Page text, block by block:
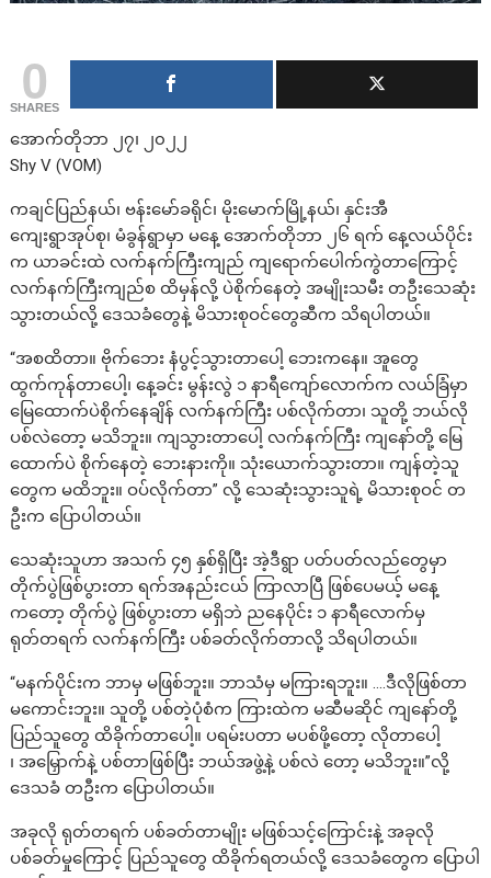
0
SHARES
အောက်တိုဘာ ၂၇၊ ၂၀၂၂
Shy V (VOM)
ကချင်ပြည်နယ်၊ ဗန်းမော်ခရိုင်၊ မိုးမောက်မြို့နယ်၊ နှင်းအီ
ကျေးရွာအုပ်စု၊ မံခွန်ရွာမှာ မနေ့ အောက်တိုဘာ ၂၆ ရက် နေ့လယ်ပိုင်း
က ယာခင်းထဲ လက်နက်ကြီးကျည် ကျရောက်ပေါက်ကွဲတာကြောင့်
လက်နက်ကြီးကျည်စ ထိမှန်လို့ ပဲစိုက်နေတဲ့ အမျိုးသမီး တဦးသေဆုံး
သွားတယ်လို့ ဒေသခံတွေနဲ့ မိသားစုဝင်တွေဆီက သိရပါတယ်။
“အစထိတာ။ ဗိုက်ဘေး နံပွင့်သွားတာပေါ့ ဘေးကနေ။ အူတွေ
ထွက်ကုန်တာပေါ့၊ နေ့ခင်း မွန်းလွဲ ၁ နာရီကျော်လောက်က လယ်ခြံမှာ
မြေထောက်ပဲစိုက်နေချိန် လက်နက်ကြီး ပစ်လိုက်တာ၊ သူတို့ ဘယ်လို
ပစ်လဲတော့ မသိဘူး။ ကျသွားတာပေါ့ လက်နက်ကြီး ကျနော်တို့ မြေ
ထောက်ပဲ စိုက်‌နေတဲ့ ဘေးနားကို။ သုံးယောက်သွားတာ။ ကျန်တဲ့သူ
တွေက မထိဘူး။ ဝပ်လိုက်တာ” လို့ သေဆုံးသွားသူရဲ့ မိသားစုဝင် တ
ဦးက ပြောပါတယ်။
သေဆုံးသူဟာ ‌အသက် ၄၅ နှစ်ရှိပြီး အဲ့ဒီရွာ ပတ်ပတ်လည်တွေမှာ
တိုက်ပွဲဖြစ်ပွားတာ ရက်အနည်းငယ် ကြာလာပြီ ဖြစ်ပေမယ့် မနေ့
ကတော့ တိုက်ပွဲ ဖြစ်ပွားတာ မရှိဘဲ ညနေပိုင်း ၁ နာရီလောက်မှ
ရုတ်တရက် လက်နက်ကြီး ပစ်ခတ်လိုက်တာလို့ သိရပါတယ်။
“မနက်ပိုင်းက ဘာမှ မဖြစ်ဘူး။ ဘာသံမှ မကြားရဘူး။ ….ဒီလိုဖြစ်တာ
မကောင်းဘူး။ သူတို့ ပစ်တဲ့ပုံစံက ကြားထဲက မဆီမဆိုင် ကျနော်တို့
ပြည်သူတွေ ထိခိုက်တာပေါ့။ ပရမ်းပတာ မပစ်ဖို့တော့ လိုတာပေါ့
၊ အမြှောက်နဲ့ ပစ်တာဖြစ်ပြီး ဘယ်အဖွဲ့နဲ့ ပစ်လဲ တော့ မသိဘူး။”လို့
ဒေသခံ တဦးက ပြောပါတယ်။
အခုလို ရုတ်တရက် ပစ်ခတ်တာမျိုး မဖြစ်သင့်ကြောင်းနဲ့ အခုလို
ပစ်ခတ်မှုကြောင့် ပြည်သူတွေ ထိခိုက်ရတယ်လို့ ဒေသခံတွေက ပြောပါ